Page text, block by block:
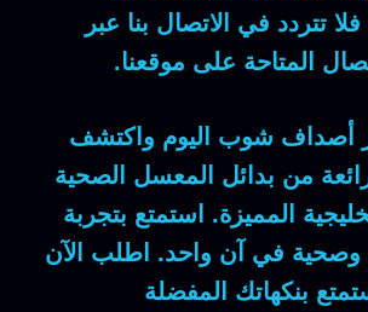
تتردد في الاتصال بنا عبر
المتاحة على موقعنا.
أصداف شوب اليوم واكتشف
من بدائل المعسل الصحية
المميزة. استمتع بتجربة
في آن واحد. اطلب الآن
بنكهاتك المفضلة